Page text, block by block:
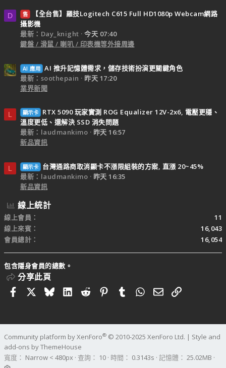
D 售
【全台售】羅技Logitech C615 Full HD1080p Webcam網路
攝影機
最新：Day_knight
今天 07:40
鍵盤 / 滑鼠 / 喇叭 / 印表機等外接周邊
AI 應用 AI 推升記憶體需求，儲存技術扮演更關鍵角色
最新：soothepain
昨天 17:20
業界新聞
L 顯示卡
RTX 5090 玩家實測 ROG Equalizer 12V-2x6, 電壓更穩、
溫度更低、還解決 SSD 消失問題
最新：laudmankimo
昨天 16:57
新品資訊
L 顯示卡
台灣通路商取消顯卡不漲限組裝的方案, 直漲 20~45%
最新：laudmankimo
昨天 16:35
新品資訊
線上統計
線上會員
11
線上來賓
16,043
會員總計
16,054
包含隱身會員的總數。
分享此頁
FacebookBlueskyLinkedIn
RedditPinterestTumblrWhatsApp
電子郵件
連結
Community platform by XenForo® © 2010-2025 XenForo Ltd. | Style and
add-ons by ThemeHouse
寬度
查詢 10 時間 0.3143s 記憶體 25.02MB